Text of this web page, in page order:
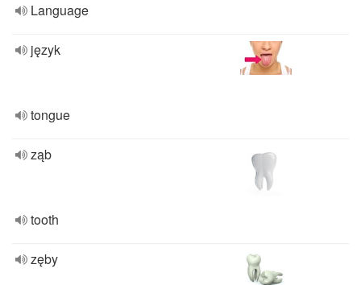
Language
język
tongue
ząb
tooth
zęby